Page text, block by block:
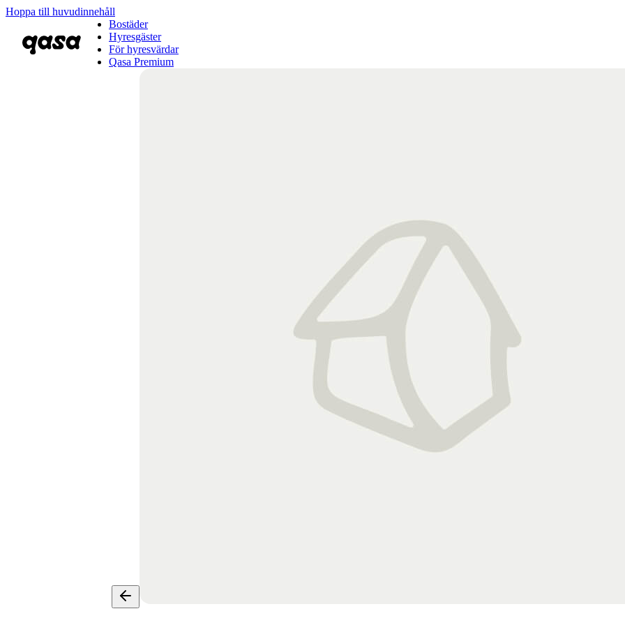
Hoppa till huvudinnehåll
Bostäder
Hyresgäster
För hyresvärdar
Qasa Premium